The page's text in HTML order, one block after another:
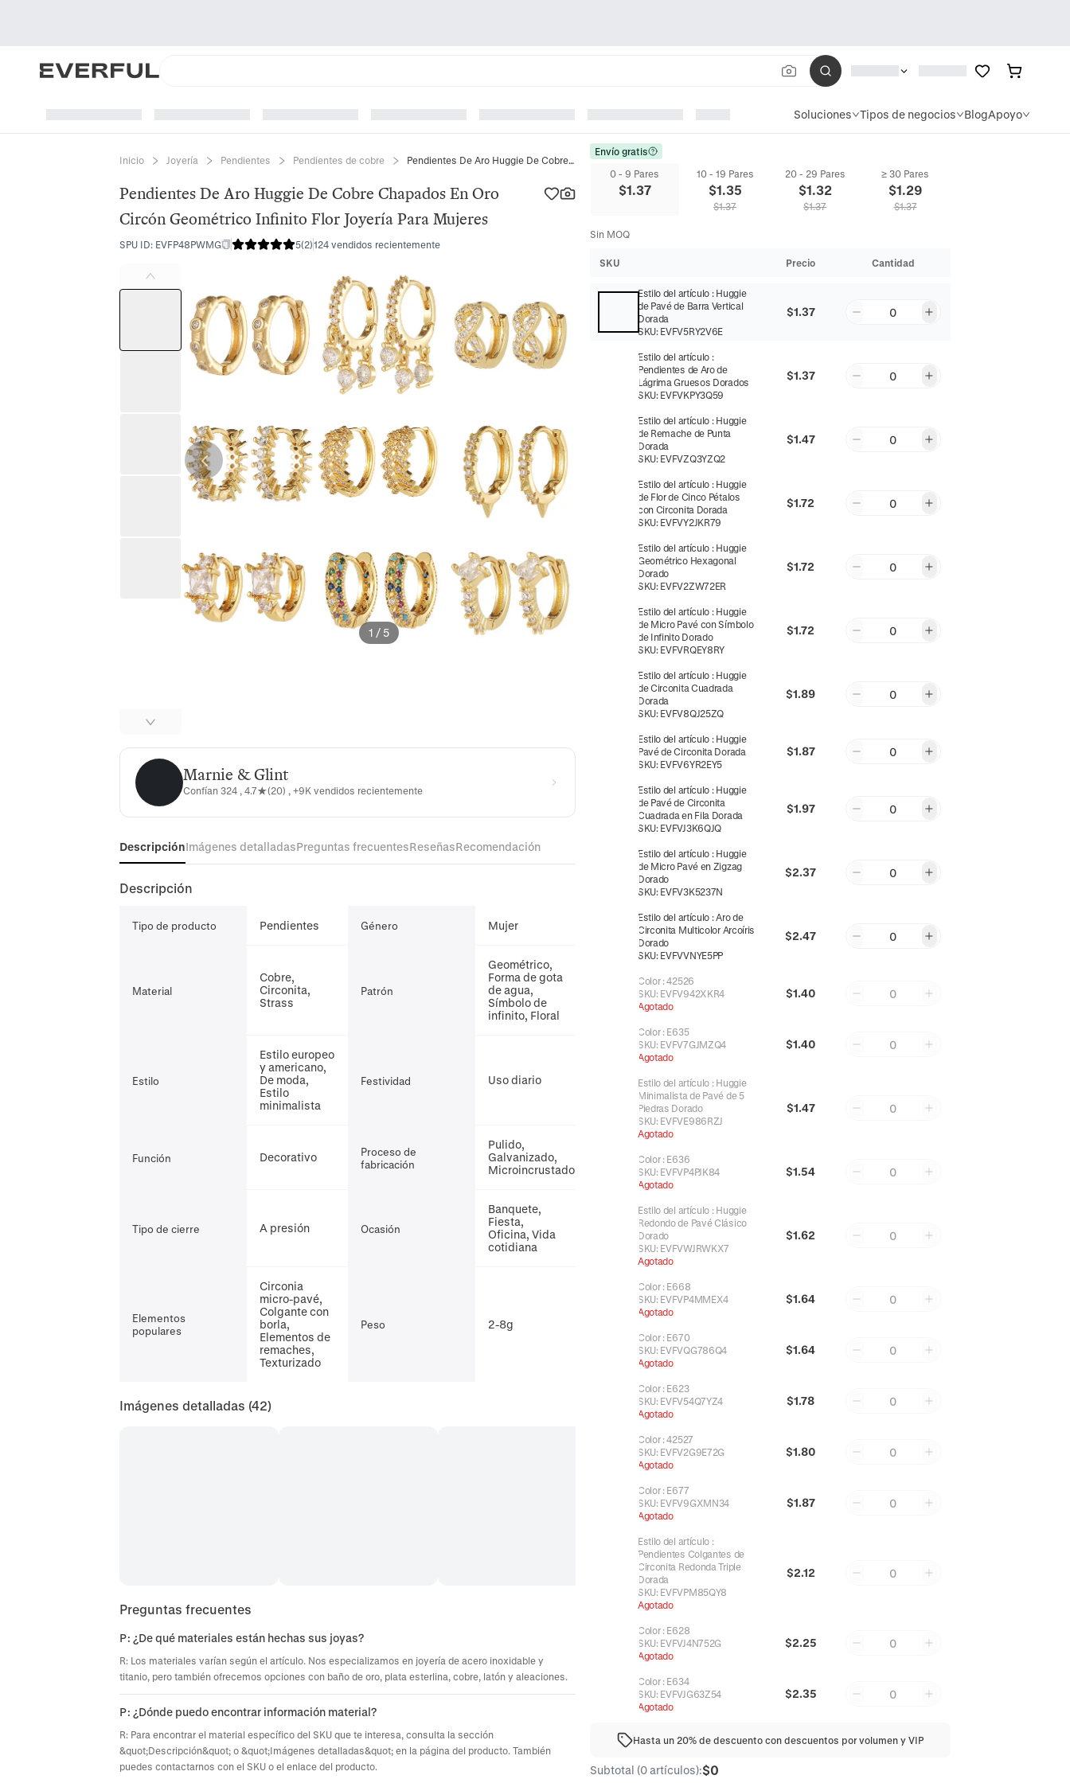
Soluciones Tipos de negocios BlogApoyo
Inicio Joyería Pendientes Pendientes de cobre Pendientes De Aro Huggie De Cobre Chapados En Oro Circón Geométrico Infinito Flor Joyería Para Mujeres
Pendientes De Aro Huggie De Cobre Chapados En Oro
Circón Geométrico Infinito Flor Joyería Para Mujeres
SPU ID: EVFP48PWMG 5(2)124 vendidos recientemente
1 / 5
Marnie & GlintMarnie & Glint
Confían 324 , 4.7★(20) , +9K vendidos recientemente
DescripciónImágenes detalladasPreguntas frecuentesReseñasRecomendación
Descripción
Tipo de producto Pendientes Género Mujer
Material
Cobre,
Circonita,
Strass
Patrón
Geométrico,
Forma de gota
de agua,
Símbolo de
infinito, Floral
Estilo
Estilo europeo
y americano,
De moda,
Estilo
minimalista
Festividad Uso diario
Función Decorativo
Proceso de
fabricación
Pulido,
Galvanizado,
Microincrustado
Tipo de cierre A presión Ocasión
Banquete,
Fiesta,
Oficina, Vida
cotidiana
Elementos
populares
Circonia
micro-pavé,
Colgante con
borla,
Elementos de
remaches,
Texturizado
Peso 2-8g
Imágenes detalladas (42)
Preguntas frecuentes
P: ¿De qué materiales están hechas sus joyas?
R: Los materiales varían según el artículo. Nos especializamos en joyería de acero inoxidable y
titanio, pero también ofrecemos opciones con baño de oro, plata esterlina, cobre, latón y aleaciones.
P: ¿Dónde puedo encontrar información material?
R: Para encontrar el material específico del SKU que te interesa, consulta la sección
&quot;Descripción&quot; o &quot;Imágenes detalladas&quot; en la página del producto. También
puedes contactarnos con el SKU o el enlace del producto.
Envío gratis
0 - 9 Pares
$1.37
10 - 19 Pares
$1.35
$1.37
20 - 29 Pares
$1.32
$1.37
≥ 30 Pares
$1.29
$1.37
Sin MOQ
SKU Precio Cantidad
Estilo del artículo : Huggie
de Pavé de Barra Vertical
Dorada
SKU: EVFV5RY2V6E
$1.37 0
Estilo del artículo :
Pendientes de Aro de
Lágrima Gruesos Dorados
SKU: EVFVKPY3Q59
$1.37 0
Estilo del artículo : Huggie
de Remache de Punta
Dorada
SKU: EVFVZQ3YZQ2
$1.47 0
Estilo del artículo : Huggie
de Flor de Cinco Pétalos
con Circonita Dorada
SKU: EVFVY2JKR79
$1.72 0
Estilo del artículo : Huggie
Geométrico Hexagonal
Dorado
SKU: EVFV2ZW72ER
$1.72 0
Estilo del artículo : Huggie
de Micro Pavé con Símbolo
de Infinito Dorado
SKU: EVFVRQEY8RY
$1.72 0
Estilo del artículo : Huggie
de Circonita Cuadrada
Dorada
SKU: EVFV8QJ25ZQ
$1.89 0
Estilo del artículo : Huggie
Pavé de Circonita Dorada
SKU: EVFV6YR2EY5
$1.87 0
Estilo del artículo : Huggie
de Pavé de Circonita
Cuadrada en Fila Dorada
SKU: EVFVJ3K6QJQ
$1.97 0
Estilo del artículo : Huggie
de Micro Pavé en Zigzag
Dorado
SKU: EVFV3K5237N
$2.37 0
Estilo del artículo :Aro de
Circonita Multicolor Arcoíris
Dorado
SKU: EVFVVNYE5PP
$2.47 0
Color:42526
SKU: EVFV942XKR4
Agotado
$1.40 0
Color: E635
SKU: EVFV7GJMZQ4
Agotado
$1.40 0
Estilo del artículo : Huggie
Minimalista de Pavé de 5
Piedras Dorado
SKU: EVFVE986RZJ
Agotado
$1.47 0
Color: E636
SKU: EVFVP4PJK84
Agotado
$1.54 0
Estilo del artículo : Huggie
Redondo de Pavé Clásico
Dorado
SKU: EVFVWJRWKX7
Agotado
$1.62 0
Color: E668
SKU: EVFVP4MMEX4
Agotado
$1.64 0
Color: E670
SKU: EVFVQG786Q4
Agotado
$1.64 0
Color: E623
SKU: EVFV54Q7YZ4
Agotado
$1.78 0
Color:42527
SKU: EVFV2G9E72G
Agotado
$1.80 0
Color: E677
SKU: EVFV9GXMN34
Agotado
$1.87 0
Estilo del artículo :
Pendientes Colgantes de
Circonita Redonda Triple
Dorada
SKU: EVFVPM85QY8
Agotado
$2.12 0
Color: E628
SKU: EVFVJ4N752G
Agotado
$2.25 0
Color: E634
SKU: EVFVJG63Z54
Agotado
$2.35 0
Hasta un 20% de descuento con descuentos por volumen y VIP
Subtotal (0 artículos):$0